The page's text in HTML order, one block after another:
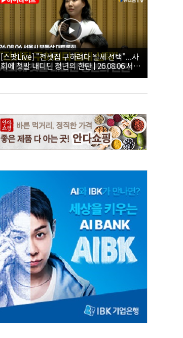
[스팟Live] "전셋집 구하려다 월세 선택"...사
회에 첫발 내디딘 청년의 한탄 | 26.08.06 서울
시 부동산 대토론회